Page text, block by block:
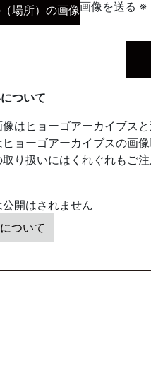
場所）の画像画像を送る ※
ついて
はヒョーゴアーカイブス
ヒョーゴアーカイブスの画
り扱いにはくれぐれもご
開はされません
ついて